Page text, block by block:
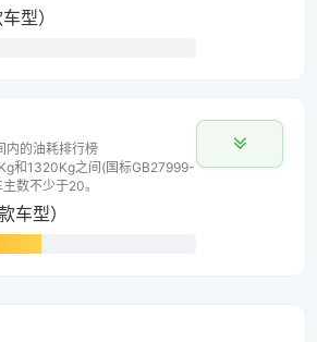
型）
内的油耗排行榜
和1320Kg之间(国标GB27999-
数不少于20。
车型）